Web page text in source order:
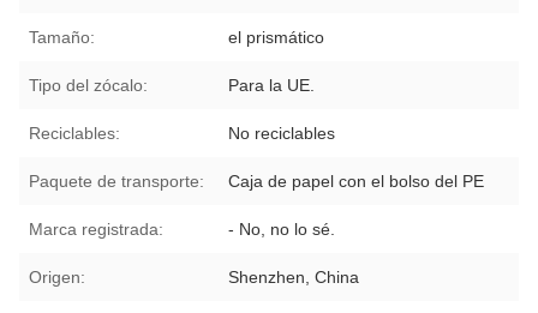
Tamaño: el prismático
Tipo del zócalo: Para la UE.
Reciclables: No reciclables
Paquete de transporte: Caja de papel con el bolso del PE
Marca registrada: - No, no lo sé.
Origen: Shenzhen, China